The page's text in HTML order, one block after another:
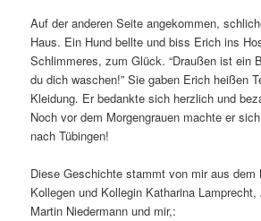
Auf der anderen Seite angekommen,
Haus. Ein Hund bellte und biss Erich ins
Schlimmeres, zum Glück. “Draußen ist ein
du dich waschen!” Sie gaben Erich heißen
Kleidung. Er bedankte sich herzlich und
Noch vor dem Morgengrauen machte er
nach Tübingen!
Diese Geschichte stammt von mir aus dem
Kollegen und Kollegin Katharina Lamprecht,
Martin Niedermann und mir,: